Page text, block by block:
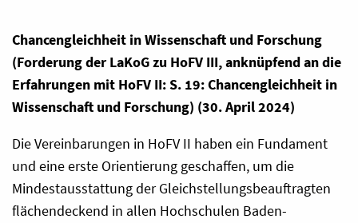
Chancengleichheit in Wissenschaft und Forschung
(Forderung der LaKoG zu HoFV III, anknüpfend an die
Erfahrungen mit HoFV II: S. 19: Chancengleichheit in
Wissenschaft und Forschung) (30. April 2024)
Die Vereinbarungen in HoFV II haben ein Fundament
und eine erste Orientierung geschaffen, um die
Mindestausstattung der Gleichstellungsbeauftragten
flächendeckend in allen Hochschulen Baden-